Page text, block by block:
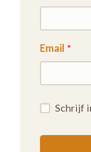
Email
Schrijf